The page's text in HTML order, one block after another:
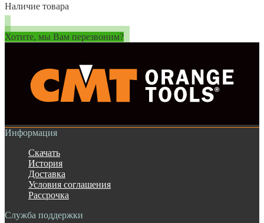
Наличие товара
Хотите, мы Вам перезвоним?
Информация
Скачать
История
Доставка
Условия соглашения
Рассрочка
Служба поддержки